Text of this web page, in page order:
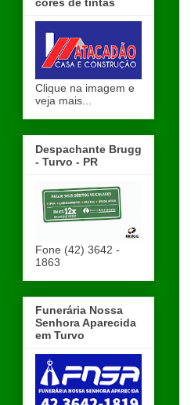
cores de tintas
Clique na imagem e
veja mais...
Despachante Brugg
- Turvo - PR
Fone (42) 3642 -
1863
Funerária Nossa
Senhora Aparecida
em Turvo